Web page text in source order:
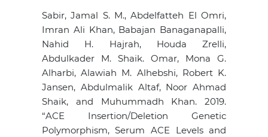
Sabir, Jamal S. M., Abdelfatteh El Omri,
Imran Ali Khan, Babajan Banaganapalli,
Nahid H. Hajrah, Houda Zrelli,
Abdulkader M. Shaik. Omar, Mona G.
Alharbi, Alawiah M. Alhebshi, Robert K.
Jansen, Abdulmalik Altaf, Noor Ahmad
Shaik, and Muhummadh Khan. 2019.
“ACE Insertion/Deletion Genetic
Polymorphism, Serum ACE Levels and